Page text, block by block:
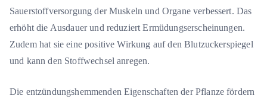
Sauerstoffversorgung der Muskeln und Organe verbessert. Das
erhöht die Ausdauer und reduziert Ermüdungserscheinungen.
Zudem hat sie eine positive Wirkung auf den Blutzuckerspiegel
und kann den Stoffwechsel anregen.
Die entzündungshemmenden Eigenschaften der Pflanze fördern